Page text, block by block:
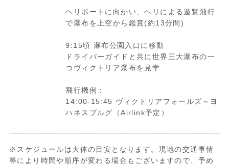
ヘリポートに向かい、ヘリによる遊覧飛行
で瀑布を上空から鑑賞(約13分間)
9:15頃 瀑布公園入口に移動
ドライバーガイドと共に世界三大瀑布の一
つヴィクトリア瀑布を見学
飛行機例：
14:00-15:45 ヴィクトリアフォールズ～ヨ
ハネスブルグ（Airlink予定）
※スケジュールは大体の目安となります。現地の交通事情
等により時間や順序が変わる場合もございますので、予め